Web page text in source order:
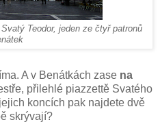
Teodor, jeden ze čtyř patronů
A v Benátkách zase na
přilehlé piazzettě Svatého
koncích pak najdete dvě
skrývají?